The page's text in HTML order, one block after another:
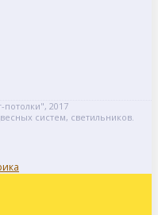
2017
систем, светильников.